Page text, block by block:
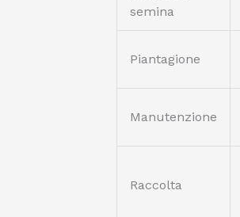
semina
Piantagione
Manutenzione
Raccolta